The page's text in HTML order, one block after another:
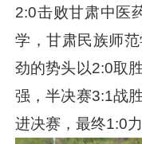
2:0击败甘肃中医
学，甘肃民族师
劲的势头以2:0取
强，半决赛3:1战
进决赛，最终1:0